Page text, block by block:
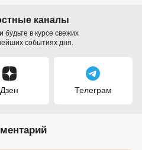
каналы
будьте в курсе свежих
событиях дня.
Дзен Телеграм